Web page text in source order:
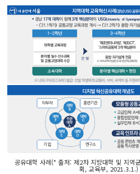
공유대학 사례(* 출처: 제2차 지방대학 및 지역
획, 교육부, 2021.3.1.)